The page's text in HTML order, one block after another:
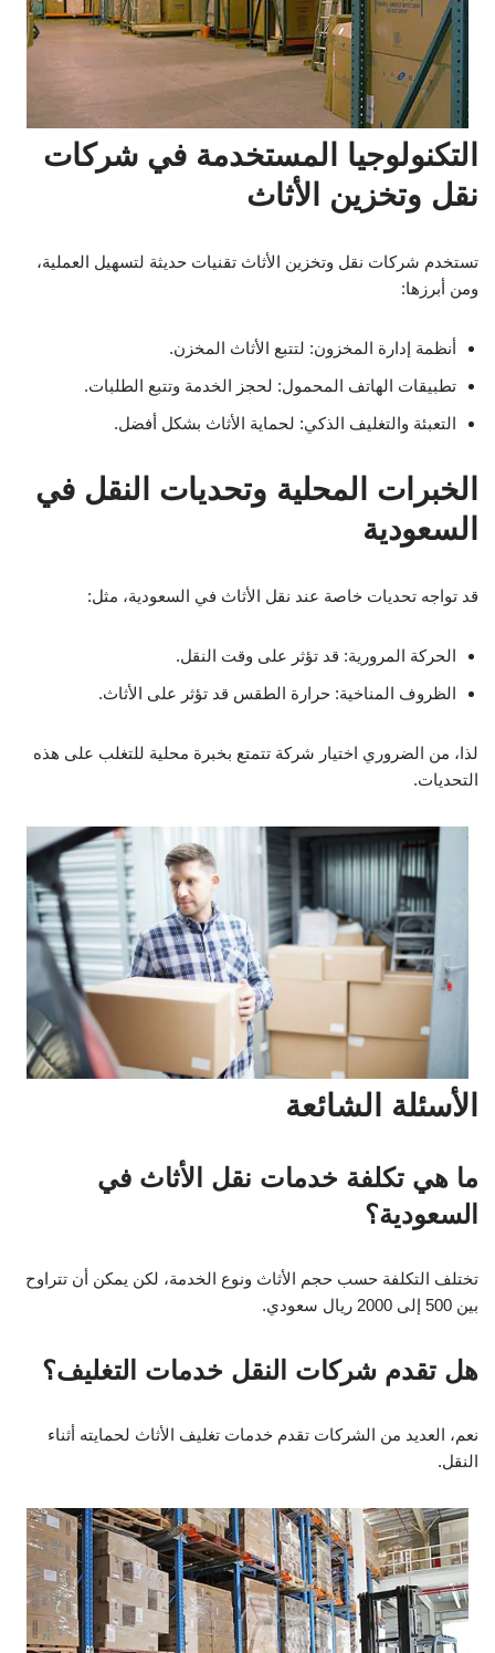
التكنولوجيا المستخدمة في شركات
نقل وتخزين الأثاث
تستخدم شركات نقل وتخزين الأثاث تقنيات حديثة لتسهيل العملية،
ومن أبرزها:
أنظمة إدارة المخزون: لتتبع الأثاث المخزن.
تطبيقات الهاتف المحمول: لحجز الخدمة وتتبع الطلبات.
التعبئة والتغليف الذكي: لحماية الأثاث بشكل أفضل.
الخبرات المحلية وتحديات النقل في
السعودية
قد تواجه تحديات خاصة عند نقل الأثاث في السعودية، مثل:
الحركة المرورية: قد تؤثر على وقت النقل.
الظروف المناخية: حرارة الطقس قد تؤثر على الأثاث.
لذا، من الضروري اختيار شركة تتمتع بخبرة محلية للتغلب على هذه
التحديات.
الأسئلة الشائعة
ما هي تكلفة خدمات نقل الأثاث في
السعودية؟
تختلف التكلفة حسب حجم الأثاث ونوع الخدمة، لكن يمكن أن تتراوح
بين 500 إلى 2000 ريال سعودي.
هل تقدم شركات النقل خدمات التغليف؟
نعم، العديد من الشركات تقدم خدمات تغليف الأثاث لحمايته أثناء
النقل.